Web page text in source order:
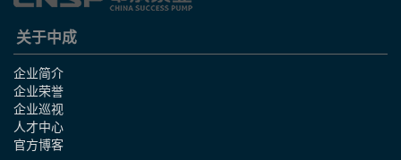
关于中成
企业简介
企业荣誉
企业巡视
人才中心
官方博客